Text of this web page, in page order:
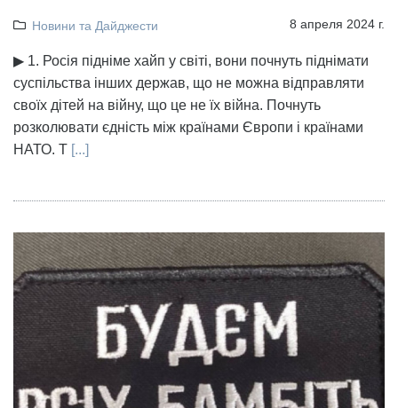
Новини та Дайджести 8 апреля 2024 г.
▶ 1. Росія підніме хайп у світі, вони почнуть піднімати
суспільства інших держав, що не можна відправляти
своїх дітей на війну, що це не їх війна. Почнуть
розколювати єдність між країнами Європи і країнами
НАТО. Т [...]